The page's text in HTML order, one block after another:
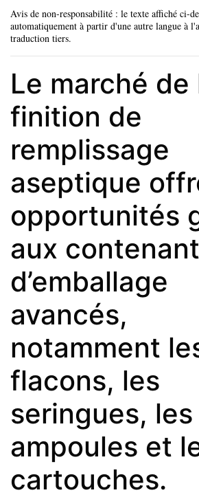
Avis de non-responsabilité : le texte affiché ci-
automatiquement à partir d'une autre langue à
traduction tiers.
Le marché de
finition de
remplissage
aseptique
opportunités
aux
d’emballage
avancés,
notamment
flacons, les
seringues, les
ampoules et
cartouches.